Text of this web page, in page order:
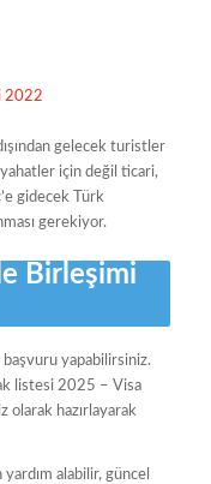
gelecek turistler
için değil ticari,
gidecek Türk
gerekiyor.
Birleşimi
başvuru yapabilirsiniz.
listesi 2025 – Visa
olarak hazırlayarak
alabilir, güncel